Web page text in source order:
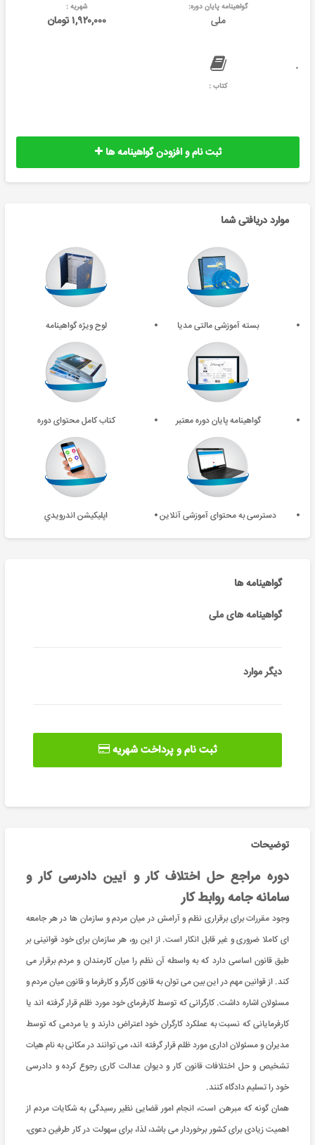
گواهینامه پایان دوره:
ملی
شهریه :
۱,۹۲۰,۰۰۰ تومان
کتاب :
ثبت نام و افزودن گواهینامه ها
موارد دریافتی شما
بسته آموزشی مالتی مدیا لوح ویژه گواهینامه
گواهینامه پایان دوره معتبر کتاب کامل محتوای دوره
دسترسی به محتوای آموزشی آنلاین اپليکيشن اندرويدي
گواهینامه ها
گواهینامه های ملی
دیگر موارد
ثبت نام و پرداخت شهریه
توضیحات
دوره مراجع حل اختلاف کار و آیین دادرسی کار و
سامانه جامه روابط کار
وجود مقررات برای برقراری نظم و آرامش در میان مردم و سازمان ها در هر جامعه
ای کاملا ضروری و غیر قابل انکار است. از این رو، هر سازمان برای خود قوانینی بر
طبق قانون اساسی دارد که به واسطه آن نظم را میان کارمندان و مردم برقرار می
کند. از قوانین مهم در این بین می توان به قانون کارگر و کارفرما و قانون میان مردم و
مسئولان اشاره داشت. کارگرانی که توسط کارفرمای خود مورد ظلم قرار گرفته اند یا
کارفرمایانی که نسبت به عملکرد کارگران خود اعتراض دارند و یا مردمی که توسط
مدیران و مسئولان اداری مورد ظلم قرار گرفته اند، می توانند در مکانی به نام هیات
تشخیص و حل اختلافات قانون کار و دیوان عدالت کاری رجوع کرده و دادرسی
خود را تسلیم دادگاه کنند.
همان گونه که مبرهن است، انجام امور قضایی نظیر رسیدگی به شکایات مردم از
اهمیت زیادی برای کشور برخوردار می باشد، لذا، برای سهولت در کار طرفین دعوی،